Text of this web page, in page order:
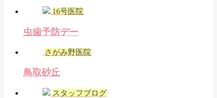
16号医院
虫歯予防デー
さがみ野医院
鳥取砂丘
スタッフブログ